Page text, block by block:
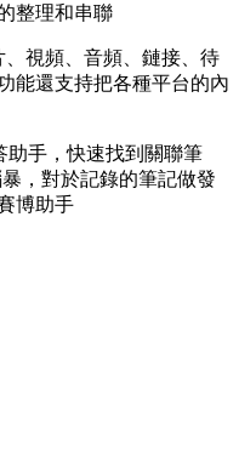
整理和串聯
視頻、音頻、鏈接、待
能還支持把各種平台的內
助手，快速找到關聯筆
，對於記錄的筆記做發
博助手